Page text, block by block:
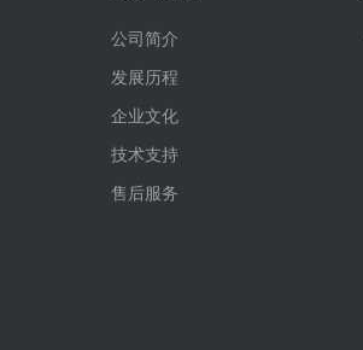
公司简介
发展历程
企业文化
技术支持
售后服务